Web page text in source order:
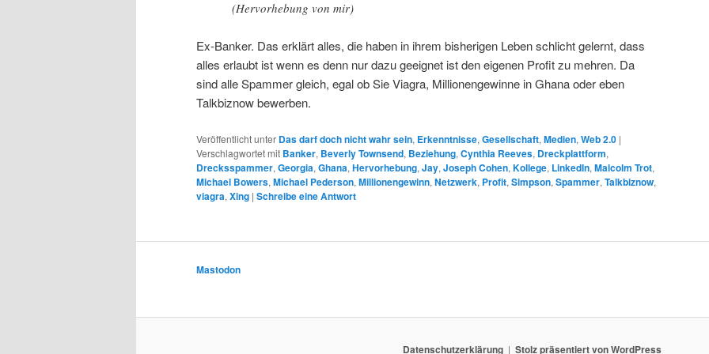
(Hervorhebung von mir)
Ex-Banker. Das erklärt alles, die haben in ihrem bisherigen Leben schlicht gelernt, dass
alles erlaubt ist wenn es denn nur dazu geeignet ist den eigenen Profit zu mehren. Da
sind alle Spammer gleich, egal ob Sie Viagra, Millionengewinne in Ghana oder eben
Talkbiznow bewerben.
Veröffentlicht unter Das darf doch nicht wahr sein, Erkenntnisse, Gesellschaft, Medien, Web 2.0 |
Verschlagwortet mit Banker, Beverly Townsend, Beziehung, Cynthia Reeves, Dreckplattform,
Drecksspammer, Georgia, Ghana, Hervorhebung, Jay, Joseph Cohen, Kollege, LinkedIn, Malcolm Trot,
Michael Bowers, Michael Pederson, Millionengewinn, Netzwerk, Profit, Simpson, Spammer, Talkbiznow,
viagra, Xing | Schreibe eine Antwort
Mastodon
Datenschutzerklärung Stolz präsentiert von WordPress